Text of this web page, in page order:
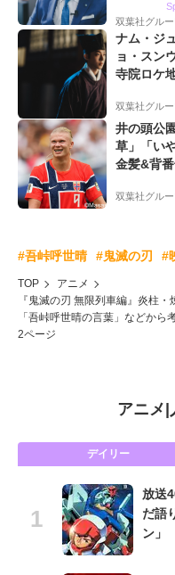
双葉社グルー
ナム・ジ
ョ・スン
寺院ロケ
【韓ドラ
双葉社グルー
井の頭公
草」「い
金髪&背
ー”映像
双葉社グルー
#吾峠呼世晴 #鬼滅の刃 #
TOP
アニメ
『鬼滅の刃 無限列車編』炎柱
「吾峠呼世晴の言葉」などから
2ページ
アニメ
デイリー
放送
だ語
ン」